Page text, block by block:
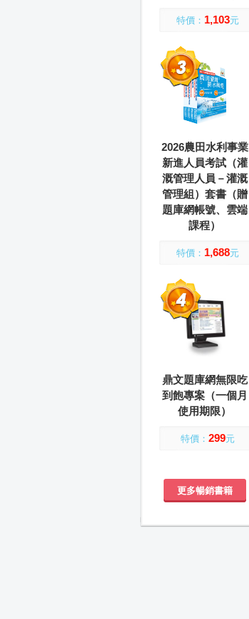
特價： 1,103元
2026農田水利事業
新進人員考試（灌
溉管理人員－灌溉
管理組）套書（贈
題庫網帳號、雲端
課程）
特價： 1,688元
鼎文題庫網無限吃
到飽專案（一個月
使用期限）
特價： 299元
更多暢銷書籍